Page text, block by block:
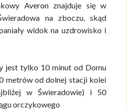
Averon znajduje się w
na zboczu, skąd
widok na uzdrowisko i
jest tylko 10 minut od Domu
metrów od dolnej stacji kolei
w Świeradowie) i 50
orczykowego